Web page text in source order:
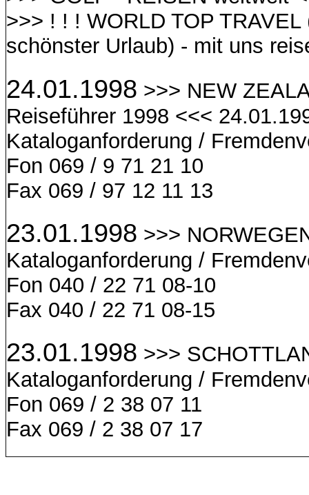
>>> ! ! ! WORLD TOP
schönster Urlaub) - mit uns
24.01.1998 >>> NEW
Reiseführer 1998 <<<
Kataloganforderung /
Fon 069 / 9 71 21 10
Fax 069 / 97 12 11 13
23.01.1998 >>>
Kataloganforderung /
Fon 040 / 22 71 08-10
Fax 040 / 22 71 08-15
23.01.1998 >>>
Kataloganforderung /
Fon 069 / 2 38 07 11
Fax 069 / 2 38 07 17